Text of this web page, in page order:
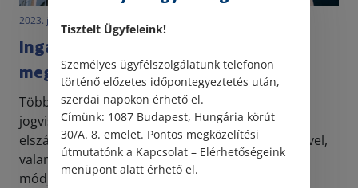
2023. január 12. • LegitiMoadmin
Ingatlan bérleti szerződés
megszüntetésének esetei
Több vita is adódik az ingatlan bérleti
jogviszonyokból eredően. Leginkább az
elszámolással, a felek jogaival és kötelezettségeivel,
valamint a bérleti szerződés megszüntetésének
módjával összefügg...
Tisztelt Ügyfeleink!
Személyes ügyfélszolgálatunk telefonon
történő előzetes időpontegyeztetés után,
szerdai napokon érhető el.
Címünk: 1087 Budapest, Hungária körút
30/A. 8. emelet. Pontos megközelítési
útmutatónk a Kapcsolat – Elérhetőségeink
menüpont alatt érhető el.